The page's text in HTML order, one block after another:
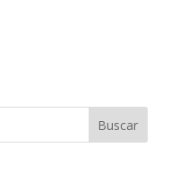
Buscar